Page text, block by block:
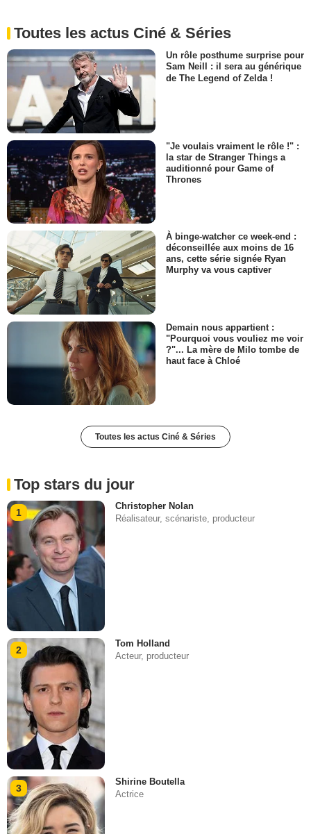
Toutes les actus Ciné & Séries
Un rôle posthume surprise pour
Sam Neill : il sera au générique
de The Legend of Zelda !
"Je voulais vraiment le rôle !" :
la star de Stranger Things a
auditionné pour Game of
Thrones
À binge-watcher ce week-end :
déconseillée aux moins de 16
ans, cette série signée Ryan
Murphy va vous captiver
Demain nous appartient :
"Pourquoi vous vouliez me voir
?"... La mère de Milo tombe de
haut face à Chloé
Toutes les actus Ciné & Séries
Top stars du jour
1
Christopher Nolan
Réalisateur, scénariste, producteur
2
Tom Holland
Acteur, producteur
3
Shirine Boutella
Actrice